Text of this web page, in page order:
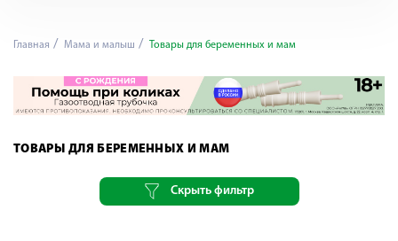
Главная Мама и малыш Товары для беременных и мам
ТОВАРЫ ДЛЯ БЕРЕМЕННЫХ И МАМ
Скрыть фильтр